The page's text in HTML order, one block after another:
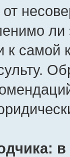
ли
самой